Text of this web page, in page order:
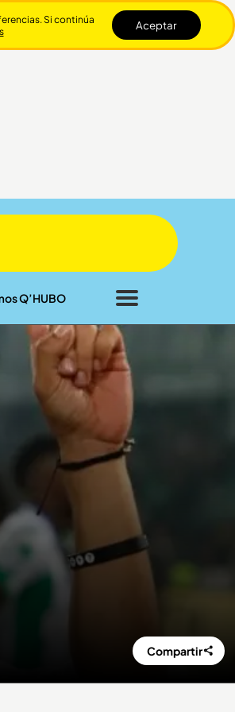
Q’HUBO
Cerrar
Compartir
Si continúa
Aceptar